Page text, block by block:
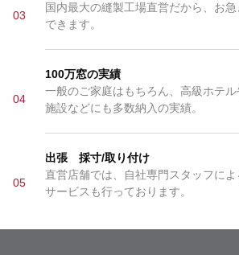
03
国内最大の縫製工場直営だから、お
できます。
04
100万窓の実績
一般のご家庭はもちろん、高級ホテ
施設などにも多数納入の実績。
05
出張 採寸/取り付け
直営店舗では、自社専門スタッフに
サービスも行っております。